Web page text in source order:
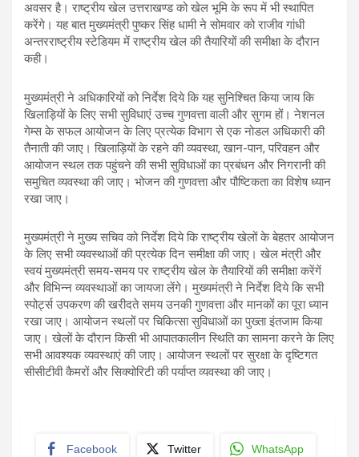
अवसर है। राष्ट्रीय खेल उत्तराखण्ड को खेल भूमि के रूप में भी स्थापित
करेंगे। यह बात मुख्यमंत्री पुष्कर सिंह धामी ने सोमवार को राजीव गांधी
अन्तरराष्ट्रीय स्टेडियम में राष्ट्रीय खेल की तैयारियों की समीक्षा के दौरान
कही।
मुख्यमंत्री ने अधिकारियों को निर्देश दिये कि यह सुनिश्चित किया जाय कि
खिलाड़ियों के लिए सभी सुविधाएं उच्च गुणवत्ता वाली और सुगम हों। नेशनल
गेम्स के सफल आयोजन के लिए प्रत्येक विभाग से एक नोडल अधिकारी की
तैनाती की जाए। खिलाड़ियों के रहने की व्यवस्था, खान-पान, परिवहन और
आयोजन स्थल तक पहुंचने की सभी सुविधाओं का प्रबंधन और निगरानी की
समुचित व्यवस्था की जाए। भोजन की गुणवत्ता और पौष्टिकता का विशेष ध्यान
रखा जाए।
मुख्यमंत्री ने मुख्य सचिव को निर्देश दिये कि राष्ट्रीय खेलों के बेहतर आयोजन
के लिए सभी व्यवस्थाओं की प्रत्येक दिन समीक्षा की जाए। खेल मंत्री और
स्वयं मुख्यमंत्री समय-समय पर राष्ट्रीय खेल के तैयारियों की समीक्षा करेंगें
और विभिन्न व्यवस्थाओं का जायजा लेंगे। मुख्यमंत्री ने निर्देश दिये कि सभी
स्पोर्ट्स उपकरण की खरीदते समय उनकी गुणवत्ता और मानकों का पूरा ध्यान
रखा जाए। आयोजन स्थलों पर चिकित्सा सुविधाओं का पुख्ता इंतजाम किया
जाए। खेलों के दौरान किसी भी आपातकालीन स्थिति का सामना करने के लिए
सभी आवश्यक व्यवस्थाएं की जाए। आयोजन स्थलों पर सुरक्षा के दृष्टिगत
सीसीटीवी कैमरों और सिक्योरिटी की पर्याप्त व्यवस्था की जाए।
Facebook Twitter WhatsApp